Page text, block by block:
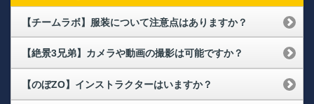
【チームラボ】服装について注意点はありますか？
【絶景3兄弟】カメラや動画の撮影は可能ですか？
【のぼZO】インストラクターはいますか？